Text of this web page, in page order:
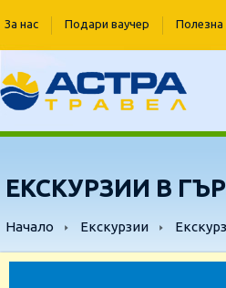
За нас Подари ваучер
ЕКСКУРЗИИ В
Начало Екскурзии